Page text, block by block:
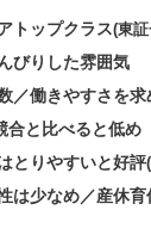
トップクラス(東
びりした雰囲気
／働きやすさを
合と比べると低め
とりやすいと好評
は少なめ／産休育